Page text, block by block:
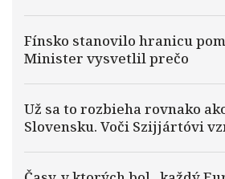
Fínsko stanovilo hranicu
Minister vysvetlil prečo
Už sa to rozbieha rovnako
Slovensku. Voči Szijjártóvi